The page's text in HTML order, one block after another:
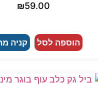
₪59.00
הוספה לסל קניה